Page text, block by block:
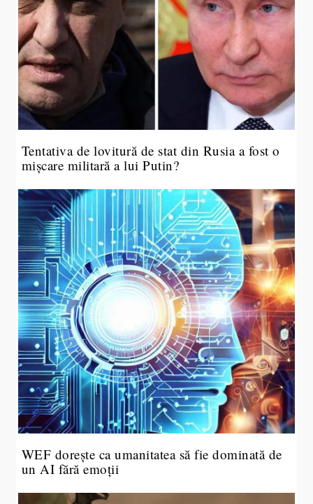
Tentativa de lovitură de stat din Rusia a fost o
mișcare militară a lui Putin?
WEF dorește ca umanitatea să fie dominată de
un AI fără emoții